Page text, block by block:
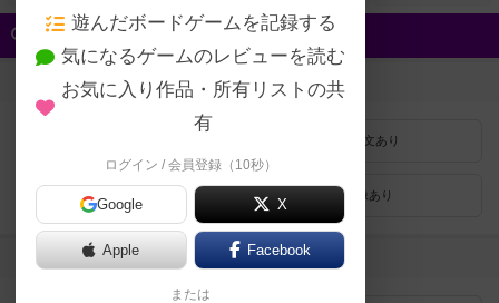
クイック検索
登録状況
紹介文あり
レビューあり 画像あり
受賞作品
遊んだボードゲームを記録する
気になるゲームのレビューを読む
お気に入り作品・所有リストの共
有
ログイン / 会員登録（10秒）
Google X
Apple Facebook
または